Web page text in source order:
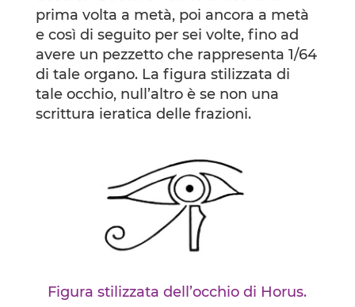
prima volta a metà, poi ancora a metà
e così di seguito per sei volte, fino ad
avere un pezzetto che rappresenta 1/64
di tale organo. La figura stilizzata di
tale occhio, null’altro è se non una
scrittura ieratica delle frazioni.
Figura stilizzata dell’occhio di Horus.